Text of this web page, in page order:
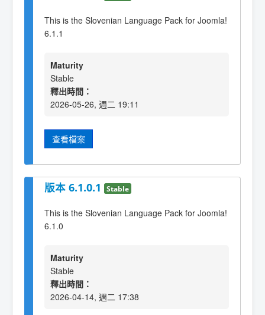
This is the Slovenian Language Pack for Joomla!
6.1.1
Maturity
Stable
釋出時間：
2026-05-26, 週二 19:11
查看檔案
版本 6.1.0.1 Stable
This is the Slovenian Language Pack for Joomla!
6.1.0
Maturity
Stable
釋出時間：
2026-04-14, 週二 17:38